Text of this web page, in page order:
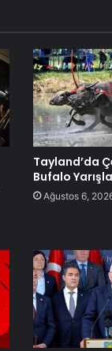
Tayland’da
Bufalo
Ağustos 6,